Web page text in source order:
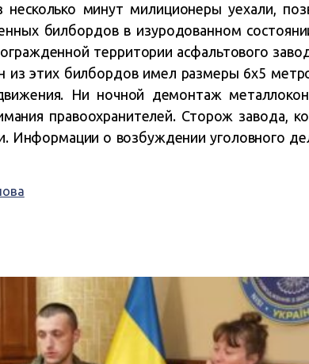
минут милиционеры уехали,
билбордов в изуродованном
территории асфальтового
этих билбордов имел размеры 6х5
Ни ночной демонтаж
правоохранителей. Сторож завода,
Информации о возбуждении уголовного